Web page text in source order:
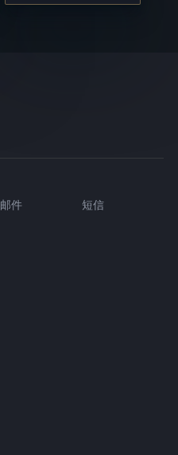
邮件
短信